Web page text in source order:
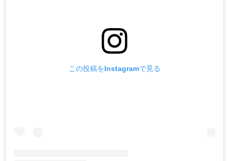
この投稿をInstagramで見る